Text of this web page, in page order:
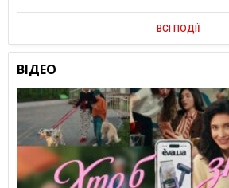
ВСІ ПОДІЇ
ВІДЕО